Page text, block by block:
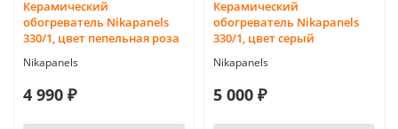
Керамический
обогреватель Nikapanels
330/1, цвет пепельная роза
Nikapanels
4 990 ₽
Керамический
обогреватель Nikapanels
330/1, цвет серый
Nikapanels
5 000 ₽